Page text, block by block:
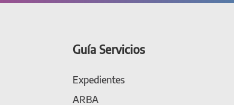
Guía Servicios
Expedientes
ARBA